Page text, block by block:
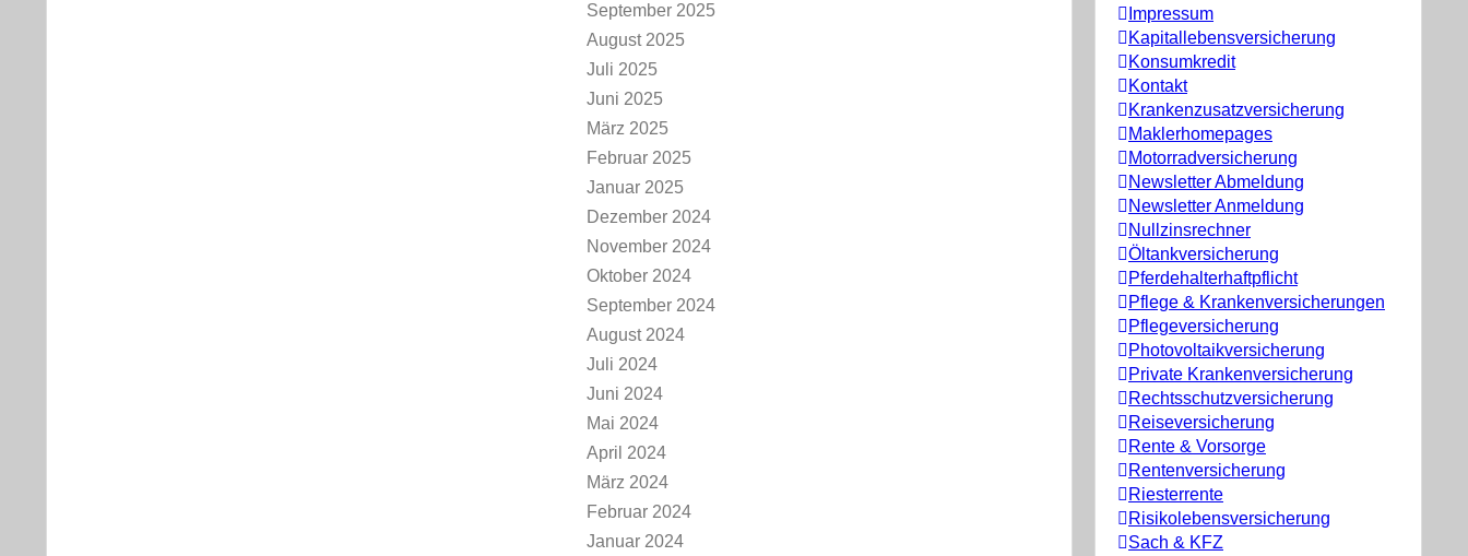
Impressum
Kapitallebensversicherung
Konsumkredit
Kontakt
Krankenzusatzversicherung
Maklerhomepages
Motorradversicherung
Newsletter Abmeldung
Newsletter Anmeldung
Nullzinsrechner
Öltankversicherung
Pferdehalterhaftpflicht
Pflege & Krankenversicherungen
Pflegeversicherung
Photovoltaikversicherung
Private Krankenversicherung
Rechtsschutzversicherung
Reiseversicherung
Rente & Vorsorge
Rentenversicherung
Riesterrente
Risikolebensversicherung
Sach & KFZ
September 2025
August 2025
Juli 2025
Juni 2025
März 2025
Februar 2025
Januar 2025
Dezember 2024
November 2024
Oktober 2024
September 2024
August 2024
Juli 2024
Juni 2024
Mai 2024
April 2024
März 2024
Februar 2024
Januar 2024